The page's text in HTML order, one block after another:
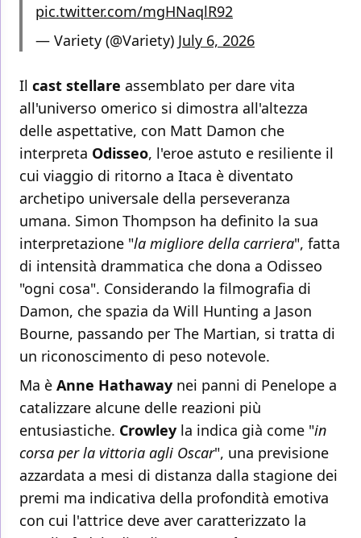
pic.twitter.com/mgHNaqlR92
— Variety (@Variety) July 6, 2026
Il cast stellare assemblato per dare vita
all'universo omerico si dimostra all'altezza
delle aspettative, con Matt Damon che
interpreta Odisseo, l'eroe astuto e resiliente il
cui viaggio di ritorno a Itaca è diventato
archetipo universale della perseveranza
umana. Simon Thompson ha definito la sua
interpretazione "la migliore della carriera", fatta
di intensità drammatica che dona a Odisseo
"ogni cosa". Considerando la filmografia di
Damon, che spazia da Will Hunting a Jason
Bourne, passando per The Martian, si tratta di
un riconoscimento di peso notevole.
Ma è Anne Hathaway nei panni di Penelope a
catalizzare alcune delle reazioni più
entusiastiche. Crowley la indica già come "in
corsa per la vittoria agli Oscar", una previsione
azzardata a mesi di distanza dalla stagione dei
premi ma indicativa della profondità emotiva
con cui l'attrice deve aver caratterizzato la